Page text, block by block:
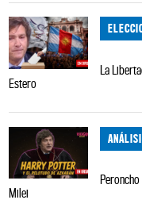
La
Estero
Milei